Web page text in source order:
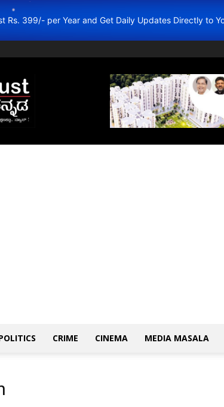
Rs. 399/- per Year and Get Daily Updates Directly to
Just
Kannada
–
Online
News
ಕನ್ನಡ
CRIME CINEMA MEDIA MASALA